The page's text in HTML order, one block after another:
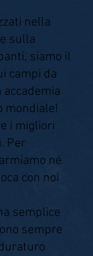
nella
sulla
siamo il
campi da
mondiale!
i migliori
Per
né
con noi
semplice
sempre